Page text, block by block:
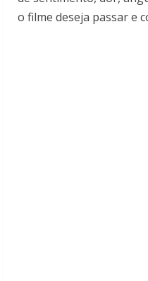
o filme deseja passar e